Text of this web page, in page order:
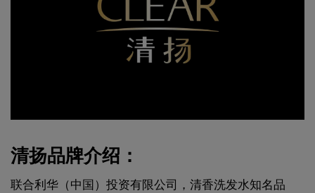
清扬品牌介绍：
联合利华（中国）投资有限公司，清香洗发水知名品